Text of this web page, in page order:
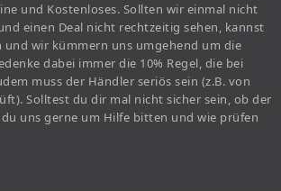
und Kostenloses. Sollten wir einmal nicht
einen Deal nicht rechtzeitig sehen, kannst
und wir kümmern uns umgehend um die
dabei immer die 10% Regel, die bei
muss der Händler seriös sein (z.B. von
Solltest du dir mal nicht sicher sein, ob der
uns gerne um Hilfe bitten und wie prüfen